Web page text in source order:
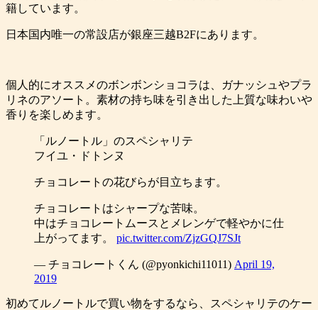
籍しています。
日本国内唯一の常設店が銀座三越B2Fにあります。
個人的にオススメのボンボンショコラは、ガナッシュやプラ
リネのアソート。素材の持ち味を引き出した上質な味わいや
香りを楽しめます。
「ルノートル」のスペシャリテ
フイユ・ドトンヌ
チョコレートの花びらが目立ちます。
チョコレートはシャープな苦味。
中はチョコレートムースとメレンゲで軽やかに仕
上がってます。 pic.twitter.com/ZjzGQJ7SJt
— チョコレートくん (@pyonkichi11011) April 19,
2019
初めてルノートルで買い物をするなら、スペシャリテのケー